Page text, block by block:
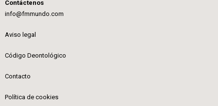
Contáctenos
info@fmmundo.com
Aviso legal
Código Deontológico
Contacto
Política de cookies